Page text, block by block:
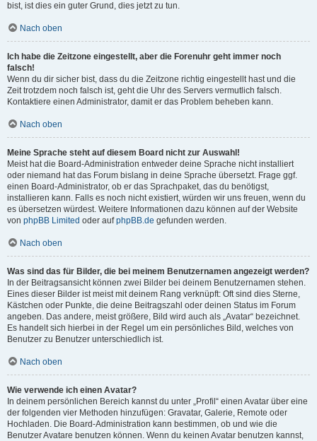
bist, ist dies ein guter Grund, dies jetzt zu tun.
Nach oben
Ich habe die Zeitzone eingestellt, aber die Forenuhr geht immer noch
falsch!
Wenn du dir sicher bist, dass du die Zeitzone richtig eingestellt hast und die
Zeit trotzdem noch falsch ist, geht die Uhr des Servers vermutlich falsch.
Kontaktiere einen Administrator, damit er das Problem beheben kann.
Nach oben
Meine Sprache steht auf diesem Board nicht zur Auswahl!
Meist hat die Board-Administration entweder deine Sprache nicht installiert
oder niemand hat das Forum bislang in deine Sprache übersetzt. Frage ggf.
einen Board-Administrator, ob er das Sprachpaket, das du benötigst,
installieren kann. Falls es noch nicht existiert, würden wir uns freuen, wenn du
es übersetzen würdest. Weitere Informationen dazu können auf der Website
von phpBB Limited oder aufphpBB.de gefunden werden.
Nach oben
Was sind das für Bilder, die bei meinem Benutzernamen angezeigt werden?
In der Beitragsansicht können zwei Bilder bei deinem Benutzernamen stehen.
Eines dieser Bilder ist meist mit deinem Rang verknüpft: Oft sind dies Sterne,
Kästchen oder Punkte, die deine Beitragszahl oder deinen Status im Forum
angeben. Das andere, meist größere, Bild wird auch als „Avatar“ bezeichnet.
Es handelt sich hierbei in der Regel um ein persönliches Bild, welches von
Benutzer zu Benutzer unterschiedlich ist.
Nach oben
Wie verwende ich einen Avatar?
In deinem persönlichen Bereich kannst du unter „Profil“ einen Avatar über eine
der folgenden vier Methoden hinzufügen: Gravatar, Galerie, Remote oder
Hochladen. Die Board-Administration kann bestimmen, ob und wie die
Benutzer Avatare benutzen können. Wenn du keinen Avatar benutzen kannst,